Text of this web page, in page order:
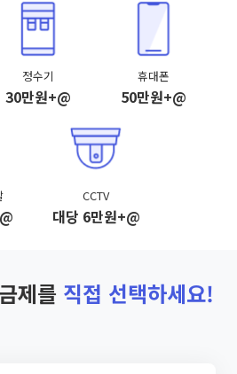
정수기
30만원+@
휴대폰
50만원+@
CCTV
대당 6만원+@
제를 직접 선택하세요!